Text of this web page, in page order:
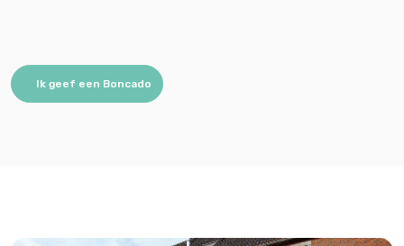
Ik geef een Boncado